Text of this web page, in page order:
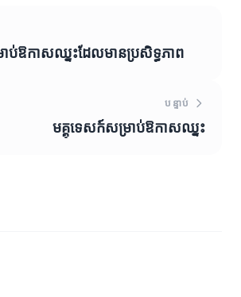
ាប់ឱកាសឈ្នះដែលមានប្រសិទ្ធភាព
បន្ទាប់
មគ្គុទេសក៍សម្រាប់ឱកាសឈ្នះ